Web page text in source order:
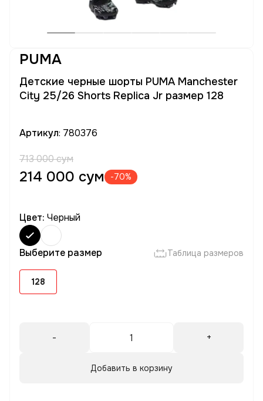
PUMA
Детские черные шорты PUMA Manchester
City 25/26 Shorts Replica Jr размер 128
Артикул: 780376
713 000 сум
214 000 сум -70%
Цвет: Черный
Выберите размер Таблица размеров
128
- +
Добавить в корзину